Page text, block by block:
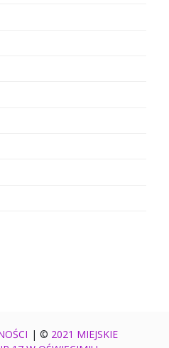
| © 2021 MIEJSKIE